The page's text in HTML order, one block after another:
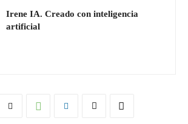
Irene IA. Creado con inteligencia
artificial